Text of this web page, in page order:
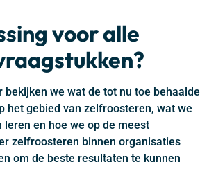
voor alle
bekijken we wat de tot nu toe behaalde
het gebied van zelfroosteren, wat we
leren en hoe we op de meest
zelfroosteren binnen organisaties
om de beste resultaten te kunnen